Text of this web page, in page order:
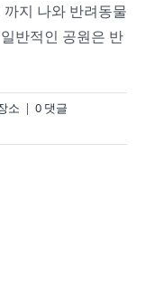
지 나와 반려동물
반적인 공원은 반
소 | 0 댓글